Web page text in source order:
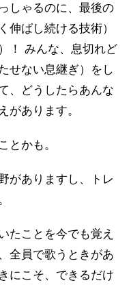
しゃるのに、最後の
伸ばし続ける技術）
！ みんな、息切れど
せない息継ぎ）をし
、どうしたらあんな
があります。
とかも。
がありますし、トレ
たことを今でも覚え
全員で歌うときがあ
にこそ、できるだけ